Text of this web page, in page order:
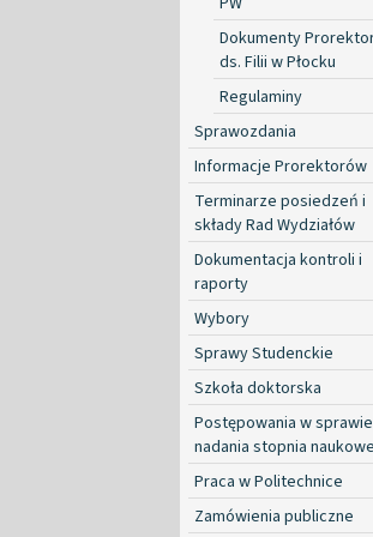
Dokumenty
ds. Filii w Płocku
Regulaminy
Sprawozdania
Informacje Prorektorów
Terminarze posiedzeń i
składy Rad Wydziałów
Dokumentacja kontroli i
raporty
Wybory
Sprawy Studenckie
Szkoła doktorska
Postępowania w sprawie
nadania stopnia
Praca w Politechnice
Zamówienia publiczne